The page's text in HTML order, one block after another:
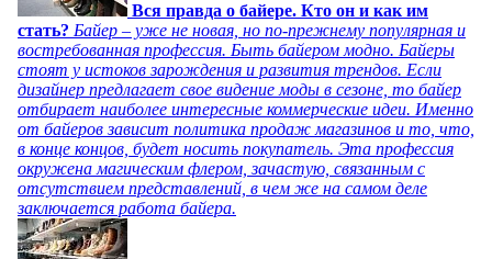
Вся правда о байере. Кто он и как им
стать? Байер – уже не новая, но по-прежнему популярная и
востребованная профессия. Быть байером модно. Байеры
стоят у истоков зарождения и развития трендов. Если
дизайнер предлагает свое видение моды в сезоне, то байер
отбирает наиболее интересные коммерческие идеи. Именно
от байеров зависит политика продаж магазинов и то, что,
в конце концов, будет носить покупатель. Эта профессия
окружена магическим флером, зачастую, связанным с
отсутствием представлений, в чем же на самом деле
заключается работа байера.